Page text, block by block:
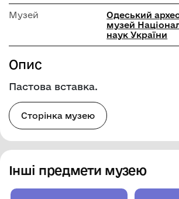
Музей
Одеський
музей
наук України
Опис
Пастова вставка.
Сторінка музею
Інші предмети музею